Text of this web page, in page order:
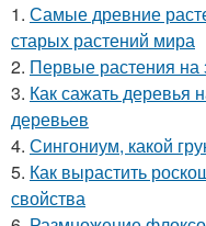
1. Самые древние
старых растений мира
2. Первые растения на
3. Как сажать деревья
деревьев
4. Сингониум, какой
5. Как вырастить
свойства